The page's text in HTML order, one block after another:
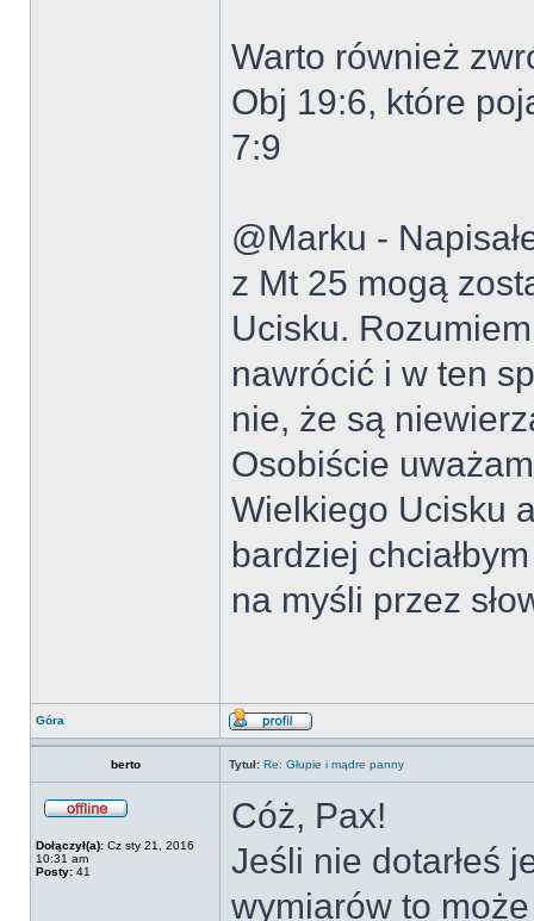
Warto również
Obj 19:6, które
7:9
@Marku -
z Mt 25 mogą
Ucisku.
nawrócić i w ten
nie, że są
Osobiście
Wielkiego Ucisku
bardziej
na myśli przez
Góra
berto Tytuł: Re: Głupie i mądre panny
Dołączył(a): Cz sty 21, 2016
10:31 am
Posty: 41
Cóż, Pax!
Jeśli nie dotarłeś
wymiarów to